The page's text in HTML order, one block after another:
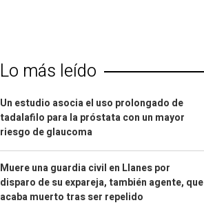
Lo más leído
Un estudio asocia el uso prolongado de
tadalafilo para la próstata con un mayor
riesgo de glaucoma
Muere una guardia civil en Llanes por
disparo de su expareja, también agente, que
acaba muerto tras ser repelido